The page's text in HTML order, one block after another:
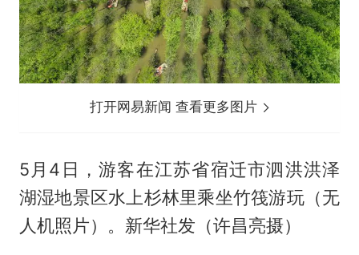
打开网易新闻 查看更多图片
5月4日，游客在江苏省宿迁市泗洪洪泽
湖湿地景区水上杉林里乘坐竹筏游玩（无
人机照片）。新华社发（许昌亮摄）